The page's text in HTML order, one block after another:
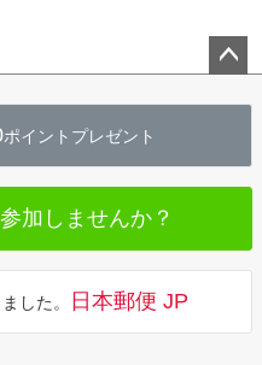
へ
ポイントプレゼント
参加しませんか？
した。 日本郵便 JP